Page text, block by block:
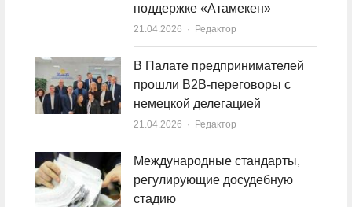
поддержке «Атамекен»
21.04.2026 Author
Редактор
В Палате предпринимателей
прошли B2B-переговоры с
немецкой делегацией
21.04.2026 Author
Редактор
Международные стандарты,
регулирующие досудебную
стадию